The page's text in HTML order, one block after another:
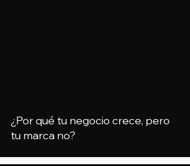
¿Por qué tu negocio crece, pero
tu marca no?